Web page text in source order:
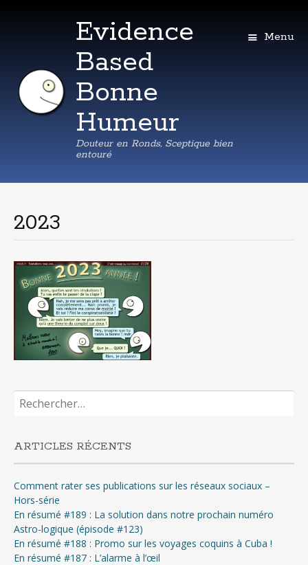
Evidence
Based
Bonne
Humeur
Douteur en Ronds, Sceptique bien
entouré
Menu
principal
2023
Rechercher :
ARTICLES RÉCENTS
Comment rater ses publications sur les réseaux sociaux –
Hors-série
En résumé #189 : La solution dans notre prochain numéro
Astro-logique (épisode #123)
En résumé #188 : Promo sur les voyages coquins à Cuba !
En résumé #187 : L’alarme à l’œil